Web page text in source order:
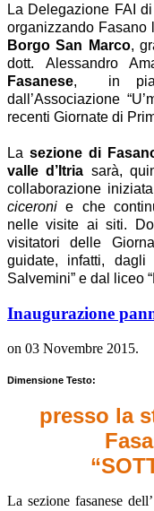
La Delegazione FAI
organizzando Fasano
Borgo San Marco,
dott. Alessandro
Fasanese, in
dall’Associazione
recenti Giornate di
La sezione di
valle d’Itria sarà,
collaborazione
ciceroni e che
nelle visite ai siti.
visitatori delle
guidate, infatti, dagli
Salvemini” e dal liceo
Inaugurazione
on 03 Novembre 2015.
Dimensione Testo:
presso la
“
La sezione fasanese